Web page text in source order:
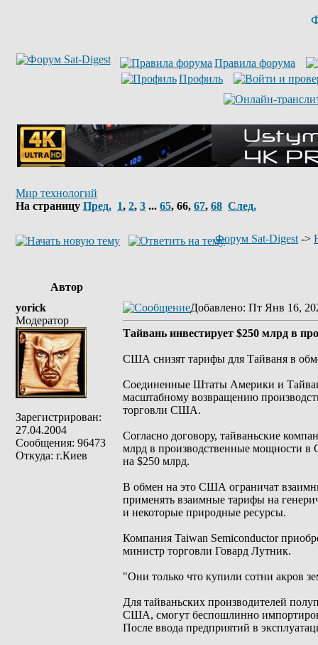
Правила форума
Профиль
Мир технологий
На страницу Пред. 1, 2, 3 ... 65, 66, 67, 68 След.
Форум Sat-Digest ->
Автор
yorick
Модератор
Зарегистрирован:
27.04.2004
Сообщения: 96473
Откуда: г.Киев
Добавлено: Пт Янв 16,
Тайвань инвестирует $250 млрд в
США снизят тарифы для Тайваня в
Соединенные Штаты Америки и
масштабному возвращению
торговли США.
Согласно договору, тайваньские
млрд в производственные мощности в
на $250 млрд.
В обмен на это США ограничат
применять взаимные тарифы на
и некоторые природные ресурсы.
Компания Taiwan Semiconductor
министр торговли Говард Лутник.
"Они только что купили сотни акров
Для тайваньских производителей
США, смогут беспошлинно
После ввода предприятий в